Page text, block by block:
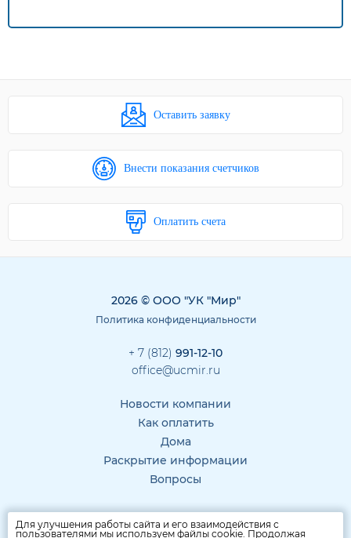
Оставить заявку
Внести показания счетчиков
Оплатить счета
2026 © ООО "УК "Мир"
Политика конфиденциальности
+ 7 (812) 991-12-10
office@ucmir.ru
Новости компании
Как оплатить
Дома
Раскрытие информации
Вопросы
Для улучшения работы сайта и его взаимодействия с
пользователями мы используем файлы cookie. Продолжая